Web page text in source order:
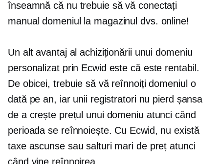
înseamnă că nu trebuie să vă conectați
manual domeniul la magazinul dvs. online!
Un alt avantaj al achiziționării unui domeniu
personalizat prin Ecwid este că este rentabil.
De obicei, trebuie să vă reînnoiți domeniul o
dată pe an, iar unii registratori nu pierd șansa
de a crește prețul unui domeniu atunci când
perioada se reînnoiește. Cu Ecwid, nu există
taxe ascunse sau salturi mari de preț atunci
când vine reînnoirea.